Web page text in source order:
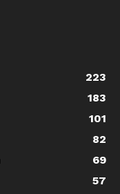
223
183
101
82
69
57